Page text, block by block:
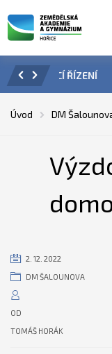
ÚŘEDNÍ
Úvod DM
2. 12. 2022
DM ŠALOUNOVA
OD
TOMÁŠ HORÁK